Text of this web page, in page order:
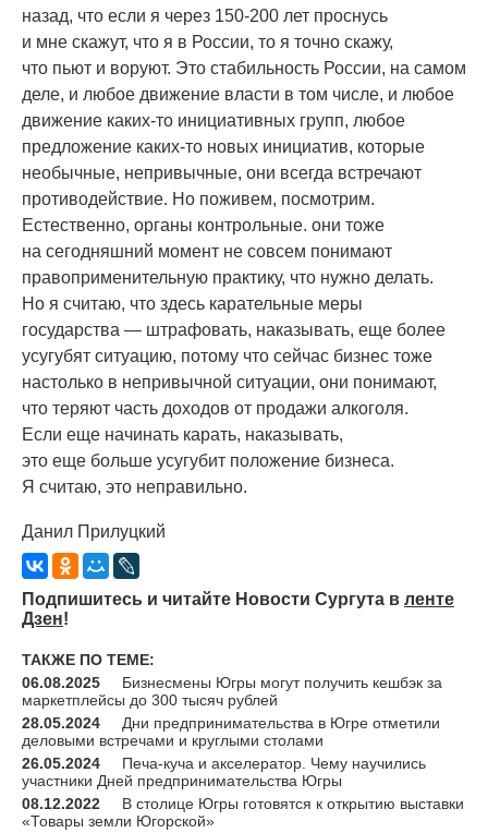
назад, что если я через 150-200 лет проснусь
и мне скажут, что я в России, то я точно скажу,
что пьют и воруют. Это стабильность России, на самом
деле, и любое движение власти в том числе, и любое
движение каких-то инициативных групп, любое
предложение каких-то новых инициатив, которые
необычные, непривычные, они всегда встречают
противодействие. Но поживем, посмотрим.
Естественно, органы контрольные. они тоже
на сегодняшний момент не совсем понимают
правоприменительную практику, что нужно делать.
Но я считаю, что здесь карательные меры
государства — штрафовать, наказывать, еще более
усугубят ситуацию, потому что сейчас бизнес тоже
настолько в непривычной ситуации, они понимают,
что теряют часть доходов от продажи алкоголя.
Если еще начинать карать, наказывать,
это еще больше усугубит положение бизнеса.
Я считаю, это неправильно.
Данил Прилуцкий
Подпишитесь и читайте Новости Сургута в ленте
Дзен!
ТАКЖЕ ПО ТЕМЕ:
06.08.2025
Бизнесмены Югры могут получить кешбэк за
маркетплейсы до 300 тысяч рублей
28.05.2024
Дни предпринимательства в Югре отметили
деловыми встречами и круглыми столами
26.05.2024
Печа-куча и акселератор. Чему научились
участники Дней предпринимательства Югры
08.12.2022
В столице Югры готовятся к открытию выставки
«Товары земли Югорской»